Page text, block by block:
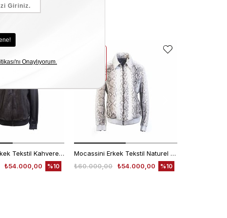
Mocassini Erkek Tekstil Kahverengi Deri Mont
₺54.000,00
%10
Mocassini Erkek Tekstil Naturel Deri Mont
₺54.000,00
₺60.000,00 %10